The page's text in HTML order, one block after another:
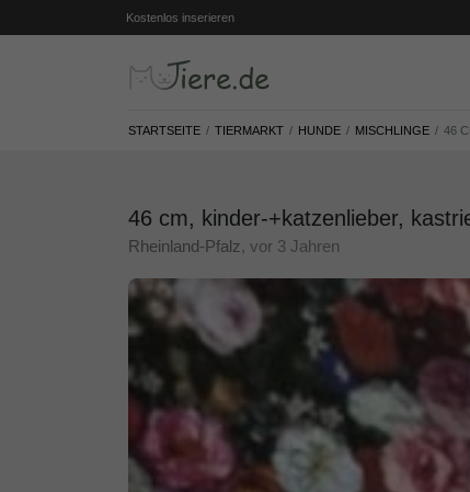
Kostenlos inserieren
STARTSEITE TIERMARKT HUNDE MISCHLINGE 46
46 cm, kinder-+katzenlieber,
Rheinland-Pfalz, vor 3 Jahren